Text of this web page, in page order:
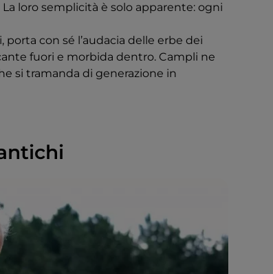
loro semplicità è solo apparente: ogni
con sé l’audacia delle erbe dei
fuori e morbida dentro. Campli ne
si tramanda di generazione in